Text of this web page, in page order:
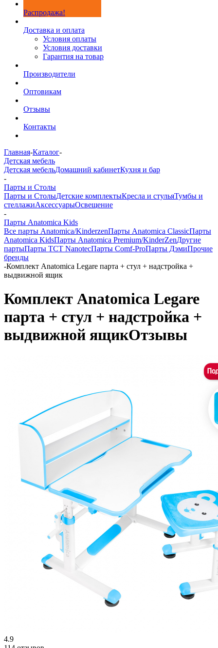
Распродажа!
Доставка и оплата
Условия оплаты
Условия доставки
Гарантия на товар
Производители
Оптовикам
Отзывы
Контакты
Главная-Каталог-
Детская мебель
Детская мебельДомашний кабинетКухня и бар
-
Парты и Столы
Парты и СтолыДетские комплектыКресла и стульяТумбы и
стеллажиАксессуарыОсвещение
-
Парты Anatomica Kids
Все парты Anatomica/KinderzenПарты Anatomica ClassicПарты
Anatomica KidsПарты Anatomica Premium/KinderZenДругие
партыПарты TCT NanotecПарты Comf-ProПарты ДэмиПрочие
бренды
-Комплект Anatomica Legare парта + стул + надстройка +
выдвижной ящик
Комплект Anatomica Legare
парта + стул + надстройка +
выдвижной ящикОтзывы
4.9